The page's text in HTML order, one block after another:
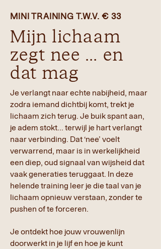
MINI TRAINING T.W.V. € 33
Mijn lichaam
zegt nee … en
dat mag
Je verlangt naar echte nabijheid, maar
zodra iemand dichtbij komt, trekt je
lichaam zich terug. Je buik spant aan,
je adem stokt... terwijl je hart verlangt
naar verbinding. Dat ‘nee’ voelt
verwarrend, maar is in werkelijkheid
een diep, oud signaal van wijsheid dat
vaak generaties teruggaat. In deze
helende training leer je die taal van je
lichaam opnieuw verstaan, zonder te
pushen of te forceren.
Je ontdekt hoe jouw vrouwenlijn
doorwerkt in je lijf en hoe je kunt